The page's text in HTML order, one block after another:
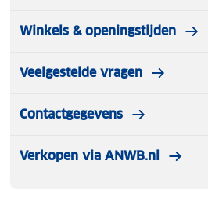
Winkels & openingstijden
Veelgestelde vragen
Contactgegevens
Verkopen via ANWB.nl